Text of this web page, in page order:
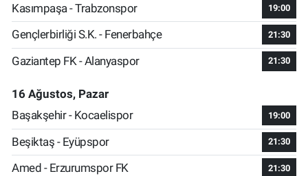
Kasımpaşa - Trabzonspor 19:00
Gençlerbirliği S.K. - Fenerbahçe 21:30
Gaziantep FK - Alanyaspor 21:30
16 Ağustos, Pazar
Başakşehir - Kocaelispor
19:00
Beşiktaş - Eyüpspor 21:30
Amed - Erzurumspor FK 21:30